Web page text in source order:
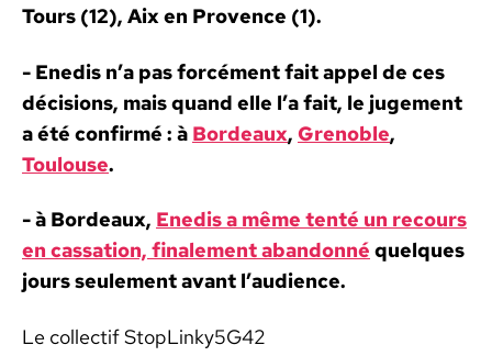
Tours (12), Aix en Provence (1).
- Enedis n’a pasfor­cé­mentfait appel de ces
déci­sions, mais quand elle l’a fait, le juge­ment
a été con­fir­mé : à Bor­deaux, Greno­ble,
Toulouse.
- à Bor­deaux, Enedis a même ten­té un recours
en cas­sa­tion, finale­ment aban­don­né quelques
jours seule­ment avant l’audience.
Le col­lec­tif StopLinky5G42